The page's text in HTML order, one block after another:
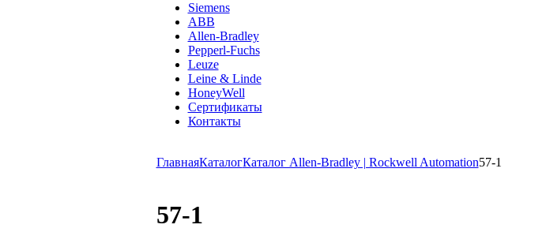
Siemens
ABB
Allen-Bradley
Pepperl-Fuchs
Leuze
Leine & Linde
HoneyWell
Сертификаты
Контакты
ГлавнаяКаталогКаталог Allen-Bradley | Rockwell Automation57-1
57-1